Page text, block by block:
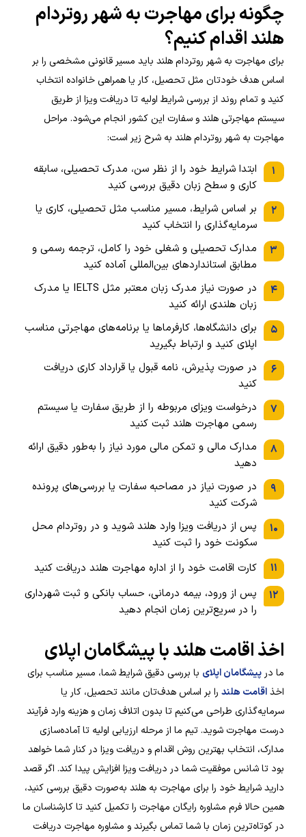
چگونه برای مهاجرت به شهر روتردام
هلند اقدام کنیم؟
برای مهاجرت به شهر روتردام هلند باید مسیر قانونی مشخصی را بر
اساس هدف خودتان مثل تحصیل، کار یا همراهی خانواده انتخاب
کنید و تمام روند از بررسی شرایط اولیه تا دریافت ویزا از طریق
سیستم مهاجرتی هلند و سفارت این کشور انجام می‌شود. مراحل
مهاجرت به شهر روتردام هلند به شرح زیر است:
۱
ابتدا شرایط خود را از نظر سن، مدرک تحصیلی، سابقه
کاری و سطح زبان دقیق بررسی کنید
۲
بر اساس شرایط، مسیر مناسب مثل تحصیلی، کاری یا
سرمایه‌گذاری را انتخاب کنید
۳
مدارک تحصیلی و شغلی خود را کامل، ترجمه رسمی و
مطابق استانداردهای بین‌المللی آماده کنید
۴
در صورت نیاز مدرک زبان معتبر مثل IELTS یا مدرک
زبان هلندی ارائه کنید
۵
برای دانشگاه‌ها، کارفرماها یا برنامه‌های مهاجرتی مناسب
اپلای کنید و ارتباط بگیرید
۶
در صورت پذیرش، نامه قبول یا قرارداد کاری دریافت
کنید
۷
درخواست ویزای مربوطه را از طریق سفارت یا سیستم
رسمی مهاجرت هلند ثبت کنید
۸
مدارک مالی و تمکن مالی مورد نیاز را به‌طور دقیق ارائه
دهید
۹
در صورت نیاز در مصاحبه سفارت یا بررسی‌های پرونده
شرکت کنید
۱۰
پس از دریافت ویزا وارد هلند شوید و در روتردام محل
سکونت خود را ثبت کنید
۱۱
کارت اقامت خود را از اداره مهاجرت هلند دریافت کنید
۱۲
پس از ورود، بیمه درمانی، حساب بانکی و ثبت شهرداری
را در سریع‌ترین زمان انجام دهید
اخذ اقامت هلند با پیشگامان اپلای
ما درپیشگامان اپلای با بررسی دقیق شرایط شما، مسیر مناسب برای
اخذاقامت هلند را بر اساس هدف‌تان مانند تحصیل، کار یا
سرمایه‌گذاری طراحی می‌کنیم تا بدون اتلاف زمان و هزینه وارد فرآیند
درست مهاجرت شوید. تیم ما از مرحله ارزیابی اولیه تا آماده‌سازی
مدارک، انتخاب بهترین روش اقدام و دریافت ویزا در کنار شما خواهد
بود تا شانس موفقیت شما در دریافت ویزا افزایش پیدا کند. اگر قصد
دارید شرایط خود را برای مهاجرت به هلند به‌صورت دقیق بررسی کنید،
همین حالا فرم مشاوره رایگان مهاجرت را تکمیل کنید تا کارشناسان ما
در کوتاه‌ترین زمان با شما تماس بگیرند و مشاوره مهاجرت دریافت